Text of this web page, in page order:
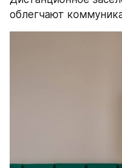
облегчают